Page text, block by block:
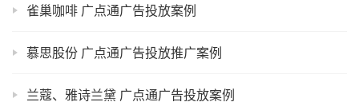
雀巢咖啡 广点通广告投放案例
慕思股份 广点通广告投放推广案例
兰蔻、雅诗兰黛 广点通广告投放案例